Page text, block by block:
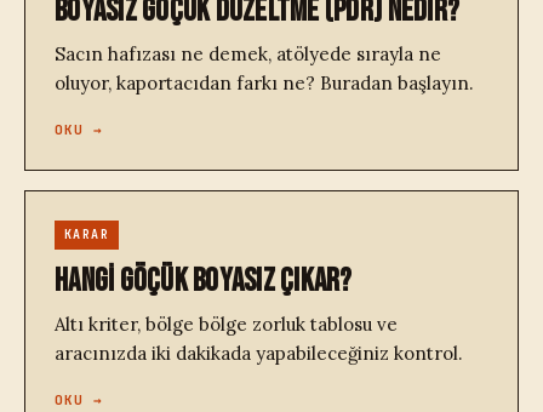
BOYASIZ GÖÇÜK DÜZELTME (PDR) NEDİR?
Sacın hafızası ne demek, atölyede sırayla ne
oluyor, kaportacıdan farkı ne? Buradan başlayın.
OKU →
KARAR
HANGİ GÖÇÜK BOYASIZ ÇIKAR?
Altı kriter, bölge bölge zorluk tablosu ve
aracınızda iki dakikada yapabileceğiniz kontrol.
OKU →